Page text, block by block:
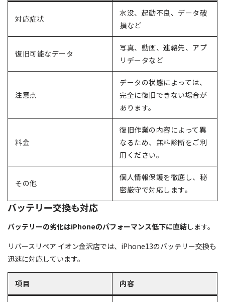
対応症状
水没、起動不良、データ破
損など
復旧可能なデータ
写真、動画、連絡先、アプ
リデータなど
注意点
データの状態によっては、
完全に復旧できない場合が
あります。
料金
復旧作業の内容によって異
なるため、無料診断をご利
用ください。
その他
個人情報保護を徹底し、秘
密厳守で対応します。
バッテリー交換も対応
バッテリーの劣化はiPhoneのパフォーマンス低下に直結します。
リバースリペア イオン金沢店では、iPhone13のバッテリー交換も
迅速に対応しています。
項目 内容